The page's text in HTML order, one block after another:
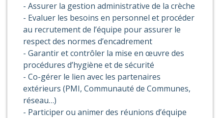
- Assurer la gestion administrative de la crèche
- Evaluer les besoins en personnel et procéder
au recrutement de l’équipe pour assurer le
respect des normes d’encadrement
- Garantir et contrôler la mise en œuvre des
procédures d’hygiène et de sécurité
- Co-gérer le lien avec les partenaires
extérieurs (PMI, Communauté de Communes,
réseau…)
- Participer ou animer des réunions d’équipe